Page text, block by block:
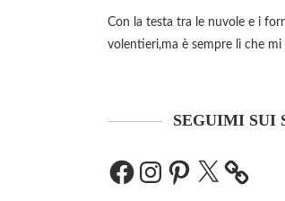
Con la testa tra le nuvole e i
volentieri,ma è sempre lì che
SEGUIMI SUI